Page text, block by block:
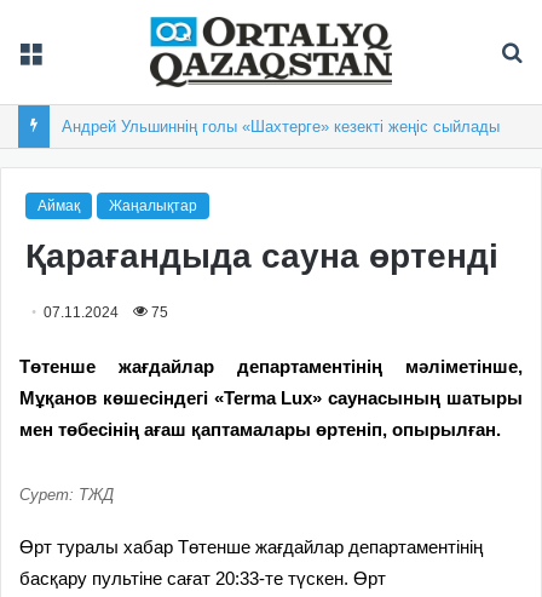
Андрей Ульшиннің голы «Шахтерге» кезекті жеңіс сыйлады
Аймақ Жаңалықтар
Қарағандыда сауна өртенді
07.11.2024 75
Төтенше жағдайлар департаментінің мәліметінше,
Мұқанов көшесіндегі «Terma Lux» саунасының шатыры
мен төбесінің ағаш қаптамалары өртеніп, опырылған.
Сурет: ТЖД
Өрт туралы хабар Төтенше жағдайлар департаментінің
басқару пультіне сағат 20:33-те түскен. Өрт